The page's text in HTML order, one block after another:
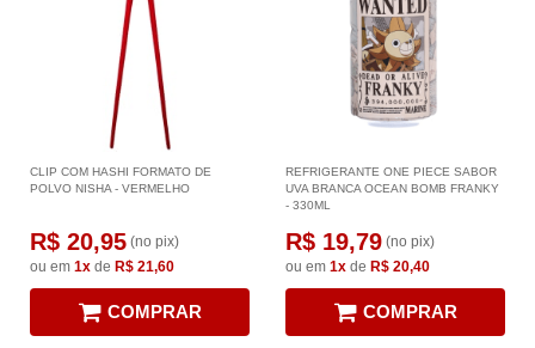
CLIP COM HASHI FORMATO DE
POLVO NISHA - VERMELHO
R$ 20,95 (no pix)
ou em 1x de R$ 21,60
COMPRAR
REFRIGERANTE ONE PIECE SABOR
UVA BRANCA OCEAN BOMB FRANKY
- 330ML
R$ 19,79 (no pix)
ou em 1x de R$ 20,40
COMPRAR